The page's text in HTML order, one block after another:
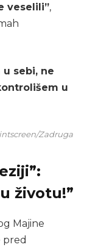
veselili”,
sebi, ne
u
Zadruga
životu!”
Majine
pred